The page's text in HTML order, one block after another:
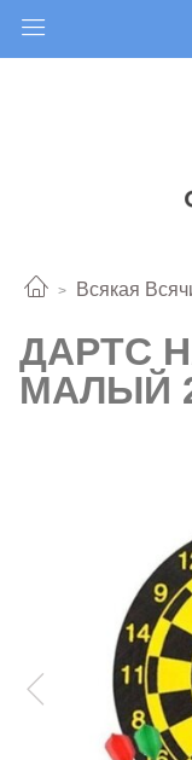
Всякая
ДАРТС
МАЛЫЙ